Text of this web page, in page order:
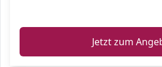
Jetzt zum